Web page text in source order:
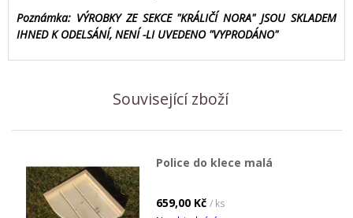
Poznámka: VÝROBKY ZE SEKCE "KRÁLIČÍ NORA" JSOU SKLADEM
IHNED K ODELSÁNÍ, NENÍ -LI UVEDENO "VYPRODÁNO"
Související zboží
Police do klece malá
659,00 Kč / ks